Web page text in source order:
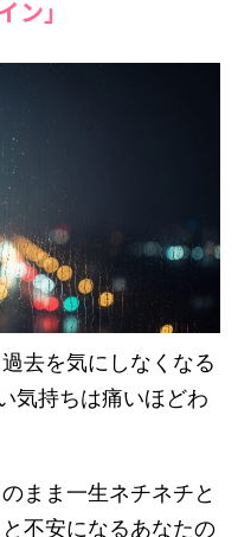
ン」
去を気にしなくなる
気持ちは痛いほどわ
まま一生ネチネチと
不安になるあなたの